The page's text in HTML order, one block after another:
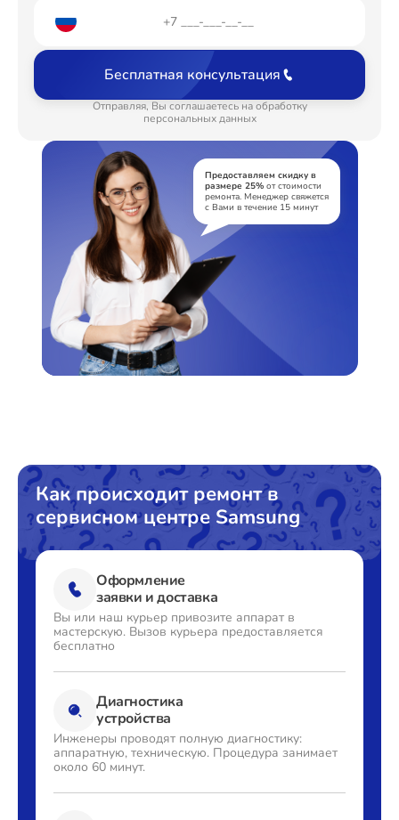
Замена звуковой карты от 1500₽
Замена оперативной памяти
Замена процессора от 3250₽
Замена системы охлаждения от 1600₽
Замена термопасты
Замена экрана
Замена контроллера питания
Замена северного моста от 2960₽
Замена SSD от 1190₽
Замена аккумулятора от 1080₽
Замена клавиатуры
Замена корпуса
Замена тачпада от 1740₽
Бесплатная консультация
Отправляя, Вы соглашаетесь на обработку
персональных данных
Предоставляем скидку в
размере 25%от стоимости
ремонта. Менеджер свяжется
с Вами в течение 15 минут
Как происходит ремонт в
сервисном центре Samsung
Оформление
заявки и доставка
Вы или наш курьер привозите аппарат в
мастерскую. Вызов курьера предоставляется
бесплатно
Диагностика
устройства
Инженеры проводят полную диагностику:
аппаратную, техническую. Процедура занимает
около 60 минут.